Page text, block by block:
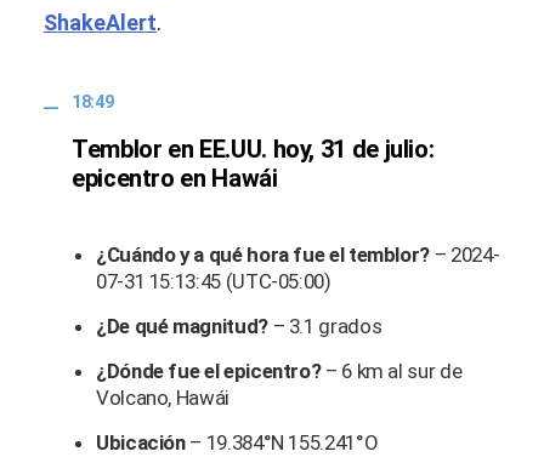
ShakeAlert.
18:49
Temblor en EE.UU. hoy, 31 de julio:
epicentro en Hawái
¿Cuándo y a qué hora fue el temblor? – 2024-
07-31 15:13:45 (UTC-05:00)
¿De qué magnitud? – 3.1 grados
¿Dónde fue el epicentro? – 6 km al sur de
Volcano, Hawái
Ubicación– 19.384°N 155.241°O